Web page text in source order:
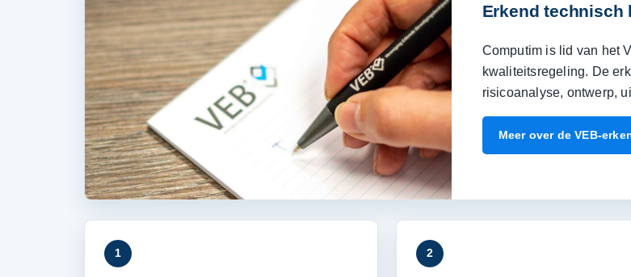
Erkend
Computim is lid van het
kwaliteitsregeling. De
risicoanalyse, ontwerp,
Meer over de VEB-
1 2